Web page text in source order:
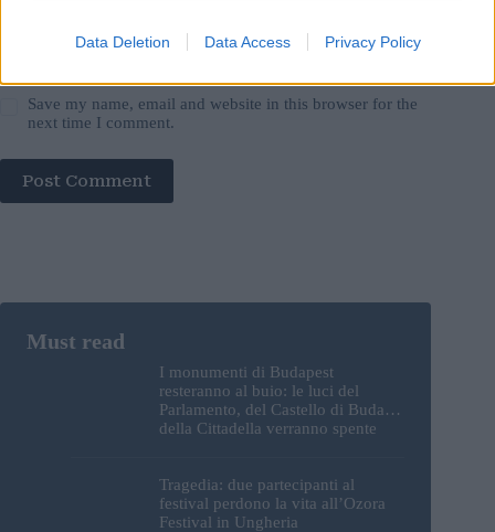
Data Deletion Data Access Privacy Policy
Save my name, email and website in this browser for the
next time I comment.
Post Comment
I monumenti di Budapest
resteranno al buio: le luci del
Parlamento, del Castello di Buda e
della Cittadella verranno spente
Tragedia: due partecipanti al
festival perdono la vita all’Ozora
Festival in Ungheria